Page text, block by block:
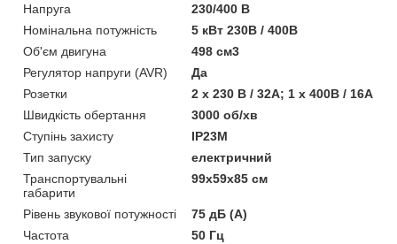
Напруга
230/400 В
Номінальна потужність
5 кВт 230В / 400В
Об'єм двигуна
498 см3
Регулятор напруги (AVR)
Да
Розетки
2 х 230 В / 32А; 1 х 400В / 16А
Швидкість обертання
3000 об/хв
Ступінь захисту
IP23M
Тип запуску
електричний
Транспортувальні
габарити
99х59х85 см
Рівень звукової потужності
75 дБ (А)
Частота
50 Гц